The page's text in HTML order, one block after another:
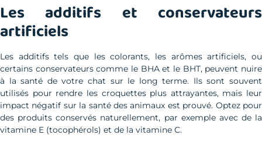
Les additifs et conservateurs
artificiels
Les additifs tels que les colorants, les arômes artificiels, ou
certains conservateurs comme le BHA et le BHT, peuvent nuire
à la santé de votre chat sur le long terme. Ils sont souvent
utilisés pour rendre les croquettes plus attrayantes, mais leur
impact négatif sur la santé des animaux est prouvé. Optez pour
des produits conservés naturellement, par exemple avec de la
vitamine E (tocophérols) et de la vitamine C.